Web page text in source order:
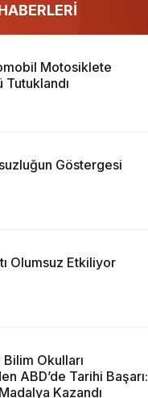
Motosiklete
Tutuklandı
Göstergesi
Olumsuz Etkiliyor
Okulları
ABD’de Tarihi Başarı:
Kazandı